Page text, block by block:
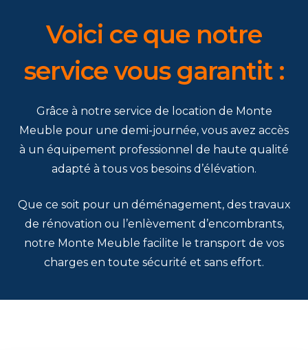
Voici ce que notre
service vous garantit :
Grâce à notre service de location de Monte
Meuble pour une demi-journée, vous avez accès
à un équipement professionnel de haute qualité
adapté à tous vos besoins d’élévation.
Que ce soit pour un déménagement, des travaux
de rénovation ou l’enlèvement d’encombrants,
notre Monte Meuble facilite le transport de vos
charges en toute sécurité et sans effort.